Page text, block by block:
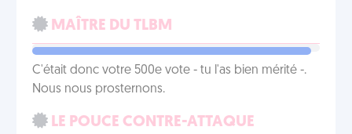
MAÎTRE DU TLBM
C'était donc votre 500e vote - tu l'as bien mérité -.
Nous nous prosternons.
LE POUCE CONTRE-ATTAQUE